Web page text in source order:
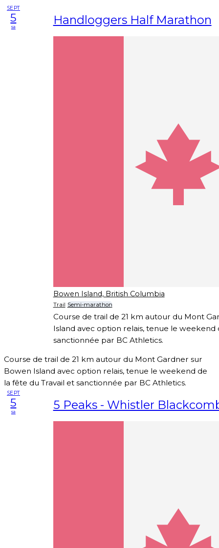
SEPT
5
sa Handloggers Half Marathon
Bowen Island, British Columbia
Trail Semi-marathon
Course de trail de 21 km autour du Mont
Island avec option relais, tenue le weekend
sanctionnée par BC Athletics.
Course de trail de 21 km autour du Mont Gardner sur
Bowen Island avec option relais, tenue le weekend de
la fête du Travail et sanctionnée par BC Athletics.
SEPT
5
sa 5 Peaks - Whistler